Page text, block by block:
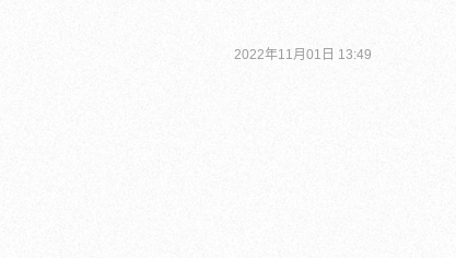
2022年11月01日 13:49